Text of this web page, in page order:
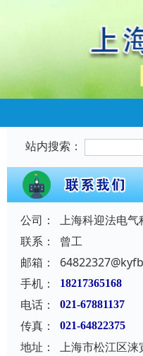
站内搜索：
公司：
上海科迎法电气
联系：
曾工
邮箱：
手机：
18217365168
电话： 021-67881137
传真： 021-64822375
地址：
上海市松江区